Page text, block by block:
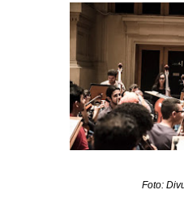
Foto: